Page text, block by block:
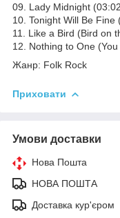
09. Lady Midnight
10. Tonight Will Be Fine
11. Like a Bird (Bird on
12. Nothing to One
Жанр: Folk Rock
Приховати
Умови доставки
Нова Пошта
НОВА ПОШТА
Доставка кур'єром